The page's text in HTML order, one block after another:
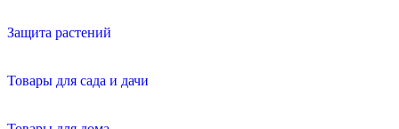
Защита растений
Товары для сада и дачи